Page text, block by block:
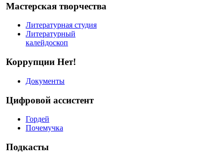
Мастерская творчества
Литературная студия
Литературный
калейдоскоп
Коррупции Нет!
Документы
Цифровой ассистент
Гордей
Почемучка
Подкасты